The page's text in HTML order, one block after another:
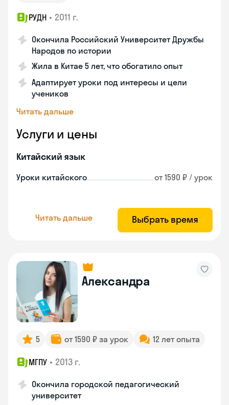
РУДН • 2011 г.
Окончила Российский Университет Дружбы
Народов по истории
Жила в Китае 5 лет, что обогатило опыт
Адаптирует уроки под интересы и цели
учеников
Читать дальше
Услуги и цены
Китайский язык
Уроки китайского от 1590 ₽ / урок
Читать дальше Выбрать время
Александра
5 от 1590 ₽ за урок 12 лет опыта
МГПУ • 2013 г.
Окончила городской педагогический
университет